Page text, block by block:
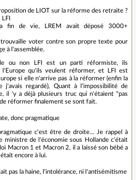
de LIOT sur la réforme des retraite ?
fin de vie, LREM avait déposé 3000+
voter contre son propre texte pour
à l'assemblée.
ou non LFI est un parti réformiste, ils
l'Europe qu'ils veulent réformer, et LFI est
si elle n'arrive pas à la réformer (enfin la
j'avais regardé), Quant à l'impossibilité de
il 'y a déjà plusieurs truc qui n'étaient "pas
réformer finalement se sont fait.
donc pragmatique
c'est être de droite… Je rappel à
ministre de l'économie sous Hollande c'était
Macron 1 et Macron 2, il a laissé son bébé a
encore à lui.
pas la haine, l'intolérance, ni l'antisémitisme